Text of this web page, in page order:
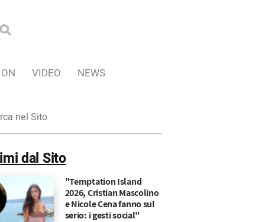
VIDEO NEWS
dal Sito
"Temptation Island
2026, Cristian Mascolino
e Nicole Cena fanno sul
serio: i gesti social"